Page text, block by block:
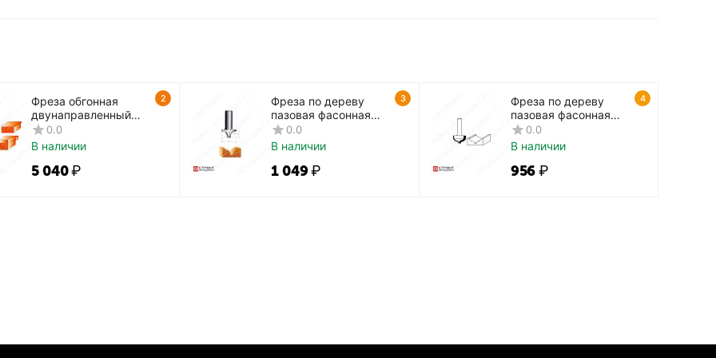
2
Фреза обгонная
двунаправленный
рез CTФ-1020Z2+2
0.0
В наличии
5 040₽
3
Фреза по дереву
пазовая фасонная
CTФ-2057
0.0
В наличии
1 049₽
4
Фреза по дереву
пазовая фасонная
CTФ-2059
0.0
В наличии
‍956‍₽